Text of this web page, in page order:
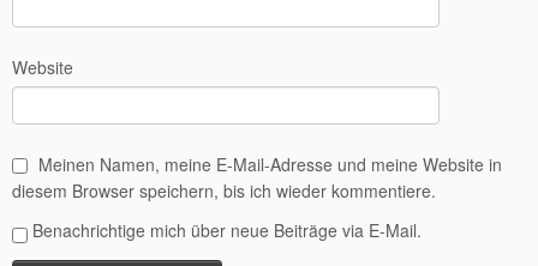
Website
Meinen Namen, meine E-Mail-Adresse und meine Website in
diesem Browser speichern, bis ich wieder kommentiere.
Benachrichtige mich über neue Beiträge via E-Mail.